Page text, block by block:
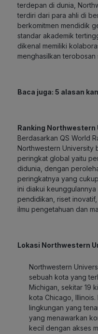
terdepan di dunia,
terdiri dari para ahli di
berkomitmen mendidik
standar akademik
dikenal memiliki
menghasilkan terobosan
Baca juga: 5 alasan
Ranking Northwestern
Berdasarkan QS World
Northwestern University
peringkat global yaitu
didunia, dengan
peringkatnya yang
ini diakui
pendidikan, riset
ilmu pengetahuan dan
Lokasi Northwestern
Northwestern
sebuah kota yang
Michigan, sekitar 19
kota Chicago,
lingkungan yang
yang menawarkan
kecil dengan akses